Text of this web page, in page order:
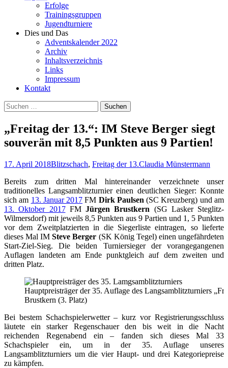
Erfolge
Trainingsgruppen
Jugendturniere
Dies und Das
Adventskalender 2022
Archiv
Inhaltsverzeichnis
Links
Impressum
Kontakt
Suchen
nach:
„Freitag der 13.“: IM Steve Berger siegt
souverän mit 8,5 Punkten aus 9 Partien!
17. April 2018Blitzschach, Freitag der 13.Claudia Münstermann
Bereits zum dritten Mal hintereinander verzeichnete unser
traditionelles Langsamblitzturnier einen deutlichen Sieger: Konnte
sich am 13. Januar 2017 FM Dirk Paulsen (SC Kreuzberg) und am
13. Oktober 2017FM Jürgen Brustkern (SG Lasker Steglitz-
Wilmersdorf) mit jeweils 8,5 Punkten aus 9 Partien und 1, 5 Punkten
vor dem Zweitplatzierten in die Siegerliste eintragen, so lieferte
dieses Mal IMSteve Berger (SK König Tegel) einen ungefährdeten
Start-Ziel-Sieg. Die beiden Turniersieger der vorangegangenen
Auflagen landeten am Ende punktgleich auf dem zweiten und
dritten Platz.
Hauptpreisträger der 35. Auflage des Langsamblitzturniers
Brustkern (3. Platz)
Bei bestem Schachspielerwetter – kurz vor Registrierungsschluss
läutete ein starker Regenschauer den bis weit in die Nacht
reichenden Regenabend ein – fanden sich dieses Mal 33
Schachspieler ein, um in der 35. Auflage unseres
Langsamblitzturniers um die vier Haupt- und drei Kategoriepreise
zu kämpfen.